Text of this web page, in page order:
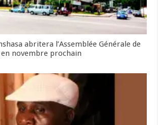
abritera l’Assemblée Générale de
en novembre prochain